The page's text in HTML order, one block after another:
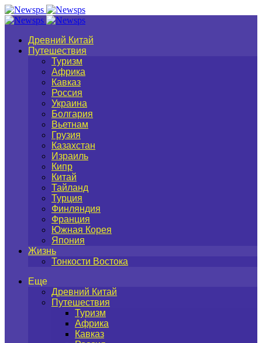
Древний Китай
Путешествия
Туризм
Африка
Кавказ
Россия
Украина
Болгария
Вьетнам
Грузия
Казахстан
Израиль
Кипр
Китай
Тайланд
Турция
Финляндия
Франция
Южная Корея
Япония
Жизнь
Тонкости Востока
Еще
Древний Китай
Путешествия
Туризм
Африка
Кавказ